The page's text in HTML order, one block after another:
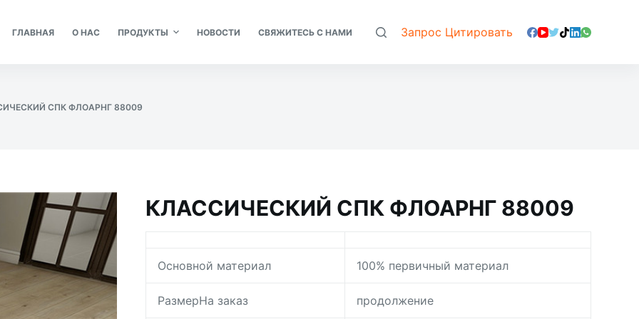
ГЛАВНАЯ О НАС ПРОДУКТЫ НОВОСТИ СВЯЖИТЕСЬ С НАМИ Запрос Цитировать
СПК ФЛОАРНГ 88009
КЛАССИЧЕСКИЙ СПК ФЛОАРНГ 88009
Основной материал 100% первичный материал
РазмерНа заказ продолжение